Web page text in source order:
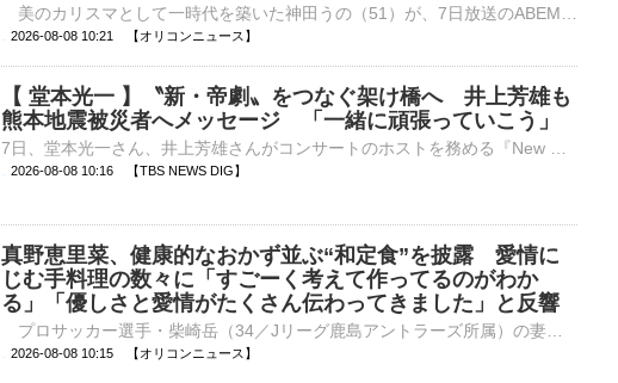
2026-08-08 10:21 【オリコンニュース】
【 堂本光一 】〝新・帝劇〟をつなぐ架け橋へ 井上芳雄も
熊本地震被災者へメッセージ 「一緒に頑張っていこう」
2026-08-08 10:16 【TBS NEWS DIG】
真野恵里菜、健康的なおかず並ぶ“和定食”を披露 愛情に
じむ手料理の数々に「すごーく考えて作ってるのがわか
る」「優しさと愛情がたくさん伝わってきました」と反響
2026-08-08 10:15 【オリコンニュース】